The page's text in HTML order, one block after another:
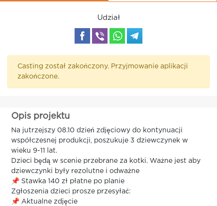
Udział
Casting został zakończony. Przyjmowanie aplikacji
zakończone.
Opis projektu
Na jutrzejszy 08.10 dzień zdjęciowy do kontynuacji
współczesnej produkcji, poszukuje 3 dziewczynek w
wieku 9-11 lat.
Dzieci będą w scenie przebrane za kotki. Ważne jest aby
dziewczynki były rezolutne i odważne
📌 Stawka 140 zł płatne po planie
Zgłoszenia dzieci prosze przesyłać:
📌 Aktualne zdjęcie